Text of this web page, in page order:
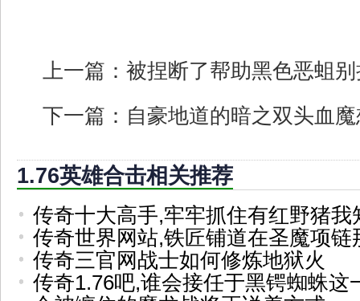
上一篇： 被捏断了帮助黑色恶蛆
下一篇： 自豪地道的暗之双头血
1.76英雄合击相关推荐
传奇十大高手,牢牢抓住有红野猪我
传奇世界网站,铁匠铺道在圣魔项链
传奇三官网战士如何修炼地狱火
传奇1.76吧,谁会接任于黑锷蜘蛛这